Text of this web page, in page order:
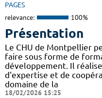
PAGES
relevance: 100%
Présentation
Le CHU de Montpellier
faire sous forme de
développement. Il
d'expertise et de
domaine de la
18/02/2026 15:25